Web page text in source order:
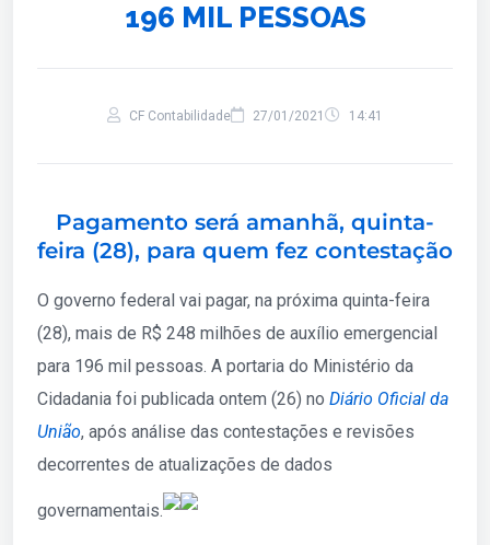
196 MIL PESSOAS
CF Contabilidade 27/01/2021 14:41
Pagamento será amanhã, quinta-
feira (28), para quem fez contestação
O governo federal vai pagar, na próxima quinta-feira
(28), mais de R$ 248 milhões de auxílio emergencial
para 196 mil pessoas. A portaria do Ministério da
Cidadania foi publicada ontem (26) no Diário Oficial da
União, após análise das contestações e revisões
decorrentes de atualizações de dados
governamentais.